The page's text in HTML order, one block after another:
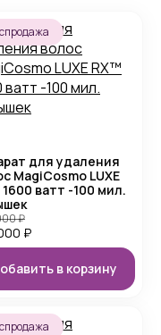
для удаления
MagiCosmo LUXE
ватт -100 мил.
₽
₽
в корзину